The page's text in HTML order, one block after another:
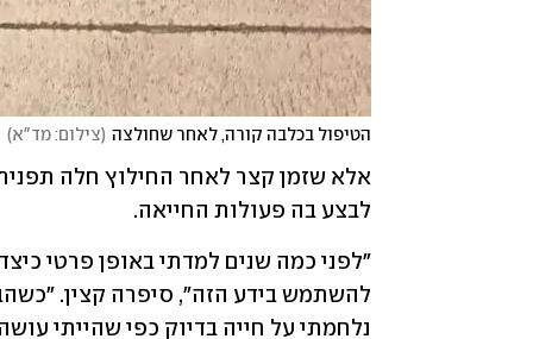
הטיפול בכלבה קורה, לאחר שחולצה (צילום: מד"א)
לבצע בה פעולות החייאה.